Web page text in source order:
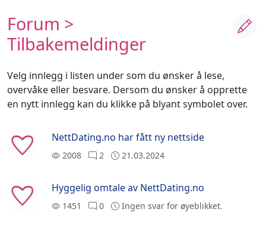
Forum >
Tilbakemeldinger
Velg innlegg i listen under som du ønsker å lese,
overvåke eller besvare. Dersom du ønsker å opprette
en nytt innlegg kan du klikke på blyant symbolet over.
NettDating.no har fått ny nettside
2008 2 21.03.2024
Hyggelig omtale av NettDating.no
1451 0 Ingen svar for øyeblikket.